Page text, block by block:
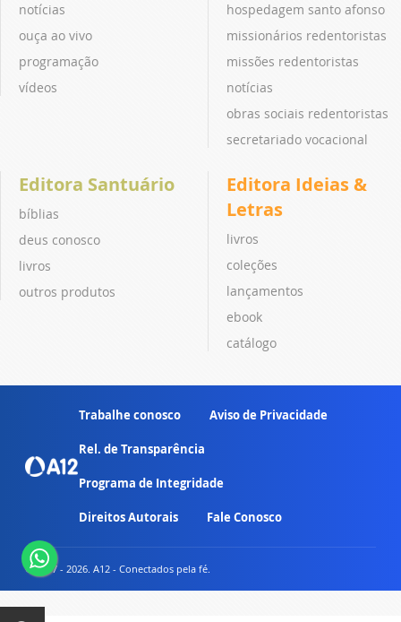
notícias
ouça ao vivo
programação
vídeos
hospedagem santo afonso
missionários redentoristas
missões redentoristas
notícias
obras sociais redentoristas
secretariado vocacional
Editora Santuário
bíblias
deus conosco
livros
outros produtos
Editora Ideias &
Letras
livros
coleções
lançamentos
ebook
catálogo
Trabalhe conosco Aviso de Privacidade
Rel. de Transparência
Programa de Integridade
Direitos Autorais Fale Conosco
© 2007 - 2026. A12 - Conectados pela fé.